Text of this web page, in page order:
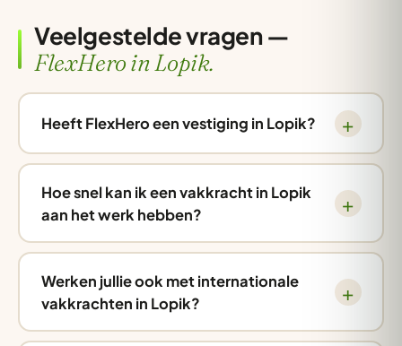
Veelgestelde vragen —
FlexHero in Lopik.
Heeft FlexHero een vestiging in Lopik?
Hoe snel kan ik een vakkracht in Lopik
aan het werk hebben?
Werken jullie ook met internationale
vakkrachten in Lopik?